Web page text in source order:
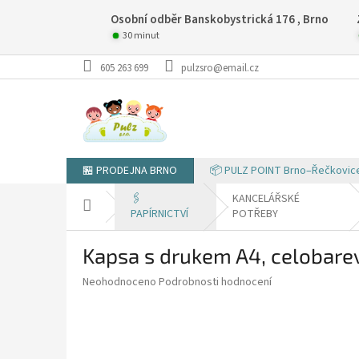
Osobní odběr Banskobystrická 176 , Brno
30 minut
605 263 699 pulzsro@email.cz
🏪 PRODEJNA BRNO 📦 PULZ POINT
🖇️
PAPÍRNICTVÍ
KANCELÁŘSKÉ
POTŘEBY
Kapsa s drukem A4,
Průměrné
Neohodnoceno Podrobnosti hodnocení